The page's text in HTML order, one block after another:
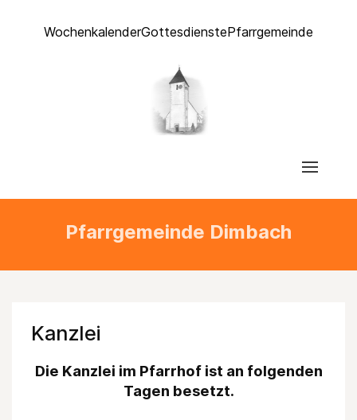
WochenkalenderGottesdienstePfarrgemeinde
Pfarrgemeinde Dimbach
Kanzlei
Die Kanzlei im Pfarrhof ist an folgenden
Tagen besetzt.